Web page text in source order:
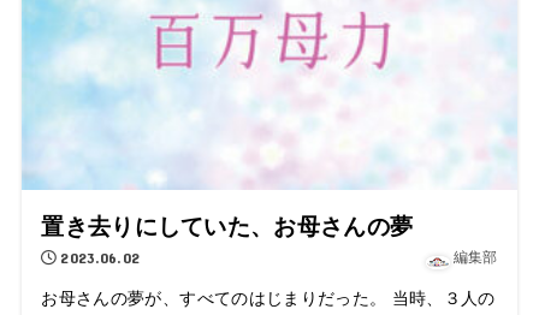
置き去りにしていた、お母さんの夢
2023.06.02 編集部
お母さんの夢が、すべてのはじまりだった。 当時、３人の